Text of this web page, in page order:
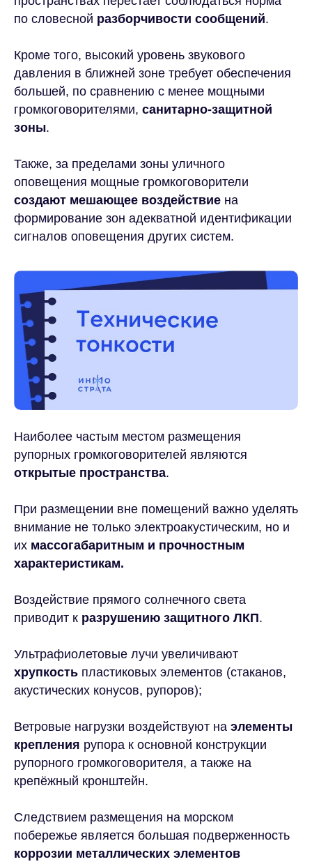
по словесной разборчивости сообщений.
Кроме того, высокий уровень звукового
давления в ближней зоне требует обеспечения
большей, по сравнению с менее мощными
громкоговорителями, санитарно-защитной
зоны.
Также, за пределами зоны уличного
оповещения мощные громкоговорители
создают мешающее воздействие на
формирование зон адекватной идентификации
сигналов оповещения других систем.
Наиболее частым местом размещения
рупорных громкоговорителей являются
открытые пространства.
При размещении вне помещений важно уделять
внимание не только электроакустическим, но и
их массогабаритным и прочностным
характеристикам.
Воздействие прямого солнечного света
приводит к разрушению защитного ЛКП.
Ультрафиолетовые лучи увеличивают
хрупкость пластиковых элементов (стаканов,
акустических конусов, рупоров);
Ветровые нагрузки воздействуют на элементы
крепления рупора к основной конструкции
рупорного громкоговорителя, а также на
крепёжный кронштейн.
Следствием размещения на морском
побережье является большая подверженность
коррозии металлических элементов